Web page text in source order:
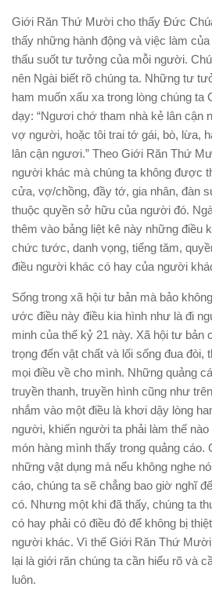
Giới Răn Thứ Mười cho thấy Ðức
thấy những hành động và việc làm
thấu suốt tư tưởng của mỗi người.
nên Ngài biết rõ chúng ta. Những tư
ham muốn xấu xa trong lòng chúng ta
dạy: “Ngươi chớ tham nhà kẻ lân cận
vợ người, hoặc tôi trai tớ gái, bò, lừa,
lân cận ngươi.” Theo Giới Răn Thứ
người khác mà chúng ta không được
cửa, vợ/chồng, đầy tớ, gia nhân, đàn
thuộc quyền sở hữu của người đó.
thêm vào bảng liệt kê này những điều
chức tước, danh vọng, tiếng tăm,
điều người khác có hay của người
Sống trong xã hội tư bản mà bảo
ước điều này điều kia hình như là đi
minh của thế kỷ 21 này. Xã hội tư bản
trọng đến vật chất và lối sống đua đòi,
mọi điều về cho mình. Những quảng
truyền thanh, truyền hình cũng như
nhắm vào một điều là khơi dậy lòng
người, khiến người ta phải làm thế
món hàng mình thấy trong quảng cáo.
những vật dụng mà nếu không nghe
cáo, chúng ta sẽ chẳng bao giờ nghĩ
có. Nhưng một khi đã thấy, chúng ta
có hay phải có điều đó để không bị
người khác. Vì thế Giới Răn Thứ
lại là giới răn chúng ta cần hiểu rõ và
luôn.